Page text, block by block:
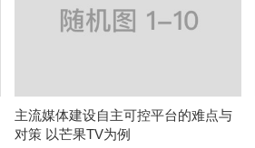
主流媒体建设自主可控平台的难点与
对策 以芒果TV为例